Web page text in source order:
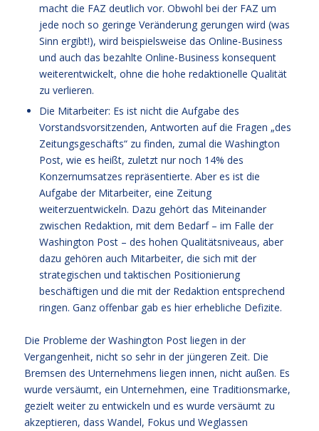
macht die FAZ deutlich vor. Obwohl bei der FAZ um
jede noch so geringe Veränderung gerungen wird (was
Sinn ergibt!), wird beispielsweise das Online-Business
und auch das bezahlte Online-Business konsequent
weiterentwickelt, ohne die hohe redaktionelle Qualität
zu verlieren.
Die Mitarbeiter: Es ist nicht die Aufgabe des
Vorstandsvorsitzenden, Antworten auf die Fragen „des
Zeitungsgeschäfts“ zu finden, zumal die Washington
Post, wie es heißt, zuletzt nur noch 14% des
Konzernumsatzes repräsentierte. Aber es ist die
Aufgabe der Mitarbeiter, eine Zeitung
weiterzuentwickeln. Dazu gehört das Miteinander
zwischen Redaktion, mit dem Bedarf – im Falle der
Washington Post – des hohen Qualitätsniveaus, aber
dazu gehören auch Mitarbeiter, die sich mit der
strategischen und taktischen Positionierung
beschäftigen und die mit der Redaktion entsprechend
ringen. Ganz offenbar gab es hier erhebliche Defizite.
Die Probleme der Washington Post liegen in der
Vergangenheit, nicht so sehr in der jüngeren Zeit. Die
Bremsen des Unternehmens liegen innen, nicht außen. Es
wurde versäumt, ein Unternehmen, eine Traditionsmarke,
gezielt weiter zu entwickeln und es wurde versäumt zu
akzeptieren, dass Wandel, Fokus und Weglassen